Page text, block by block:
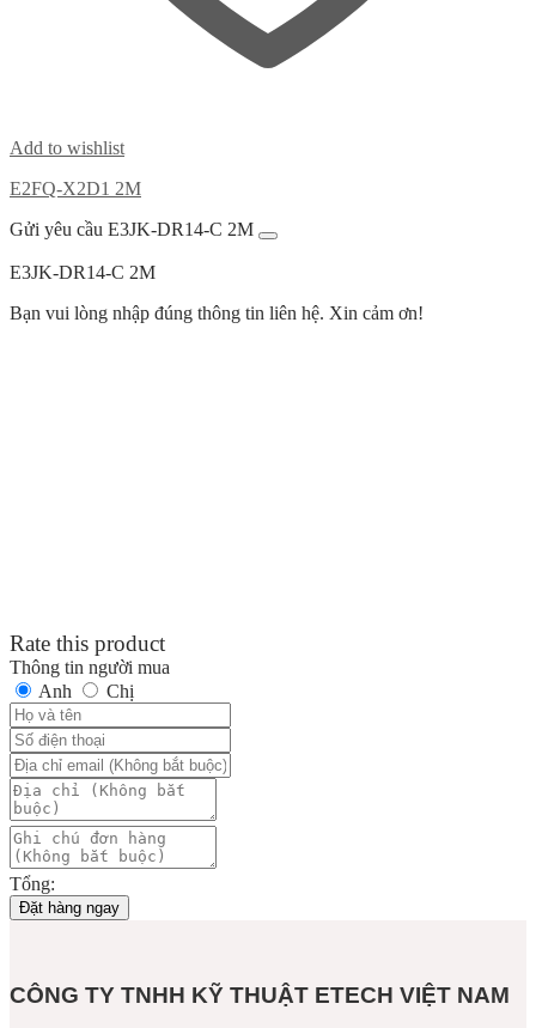
Add to wishlist
E2FQ-X2D1 2M
Gửi yêu cầu E3JK-DR14-C 2M
E3JK-DR14-C 2M
Bạn vui lòng nhập đúng thông tin liên hệ. Xin cảm ơn!
Rate this product
Thông tin người mua
Anh
Chị
Tổng:
Đặt hàng ngay
CÔNG TY TNHH KỸ THUẬT ETECH VIỆT NAM